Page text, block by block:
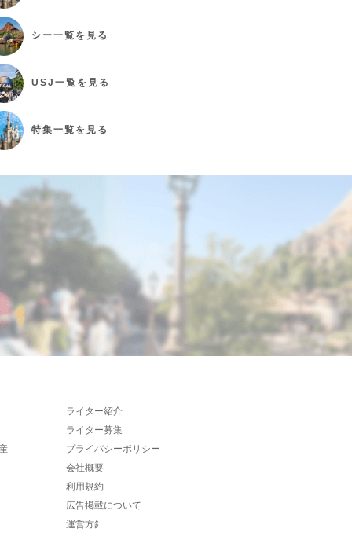
シー一覧を見る
USJ 一覧を見る
特集一覧を見る
ライター紹介
ライター募集
プライバシーポリシー
会社概要
利用規約
広告掲載について
運営方針